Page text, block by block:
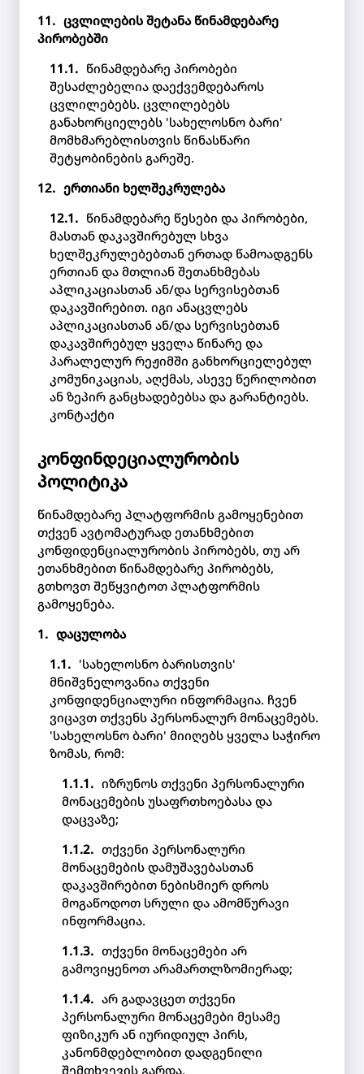
ცვლილების შეტანა წინამდებარე
პირობებში
წინამდებარე პირობები
შესაძლებელია დაექვემდებაროს
ცვლილებებს. ცვლილებებს
განახორციელებს 'სახელოსნო ბარი'
მომხმარებლისთვის წინასწარი
შეტყობინების გარეშე.
ერთიანი ხელშეკრულება
წინამდებარე წესები და პირობები,
მასთან დაკავშირებულ სხვა
ხელშეკრულებებთან ერთად წამოადგენს
ერთიან და მთლიან შეთანხმებას
აპლიკაციასთან ან/და სერვისებთან
დაკავშირებით. იგი ანაცვლებს
აპლიკაციასთან ან/და სერვისებთან
დაკავშირებულ ყველა წინარე და
პარალელურ რეჟიმში განხორციელებულ
კომუნიკაციას, აღქმას, ასევე წერილობით
ან ზეპირ განცხადებებსა და გარანტიებს.
კონტაქტი
კონფინდეციალურობის
პოლიტიკა
წინამდებარე პლატფორმის გამოყენებით
თქვენ ავტომატურად ეთანხმებით
კონფიდენციალურობის პირობებს, თუ არ
ეთანხმებით წინამდებარე პირობებს,
გთხოვთ შეწყვიტოთ პლატფორმის
გამოყენება.
დაცულობა
'სახელოსნო ბარისთვის'
მნიშვნელოვანია თქვენი
კონფიდენციალური ინფორმაცია. ჩვენ
ვიცავთ თქვენს პერსონალურ მონაცემებს.
'სახელოსნო ბარი' მიიღებს ყველა საჭირო
ზომას, რომ:
იზრუნოს თქვენი პერსონალური
მონაცემების უსაფრთხოებასა და
დაცვაზე;
თქვენი პერსონალური
მონაცემების დამუშავებასთან
დაკავშირებით ნებისმიერ დროს
მოგაწოდოთ სრული და ამომწურავი
ინფორმაცია.
თქვენი მონაცემები არ
გამოვიყენოთ არამართლზომიერად;
არ გადავცეთ თქვენი
პერსონალური მონაცემები მესამე
ფიზიკურ ან იურიდიულ პირს,
კანონმდებლობით დადგენილი
შემთხვევის გარდა.